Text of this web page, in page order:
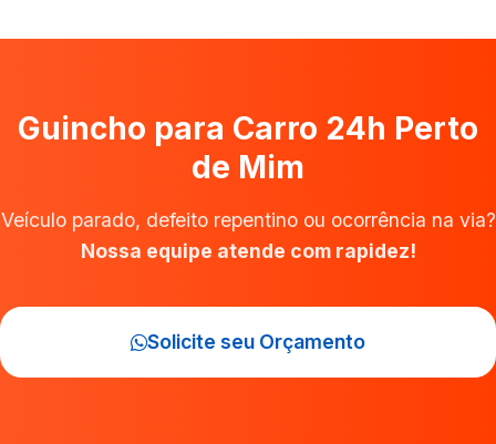
Guincho para Carro 24h Perto
de Mim
Veículo parado, defeito repentino ou ocorrência na via?
Nossa equipe atende com rapidez!
Solicite seu Orçamento